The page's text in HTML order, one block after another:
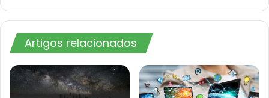
Artigos relacionados